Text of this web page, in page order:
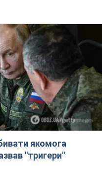
якомога
"тригери"